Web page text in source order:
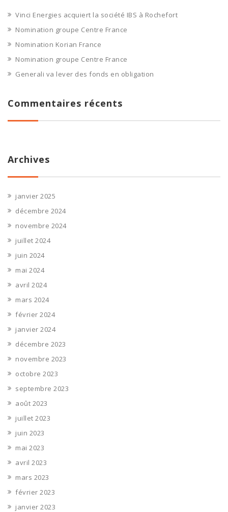
Vinci Energies acquiert la société IBS à Rochefort
Nomination groupe Centre France
Nomination Korian France
Nomination groupe Centre France
Generali va lever des fonds en obligation
Commentaires récents
Archives
janvier 2025
décembre 2024
novembre 2024
juillet 2024
juin 2024
mai 2024
avril 2024
mars 2024
février 2024
janvier 2024
décembre 2023
novembre 2023
octobre 2023
septembre 2023
août 2023
juillet 2023
juin 2023
mai 2023
avril 2023
mars 2023
février 2023
janvier 2023